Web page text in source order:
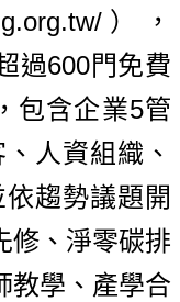
），
過600門免費
包含企業5管
人資組織、
依趨勢議題開
修、淨零碳排
教學、產學合